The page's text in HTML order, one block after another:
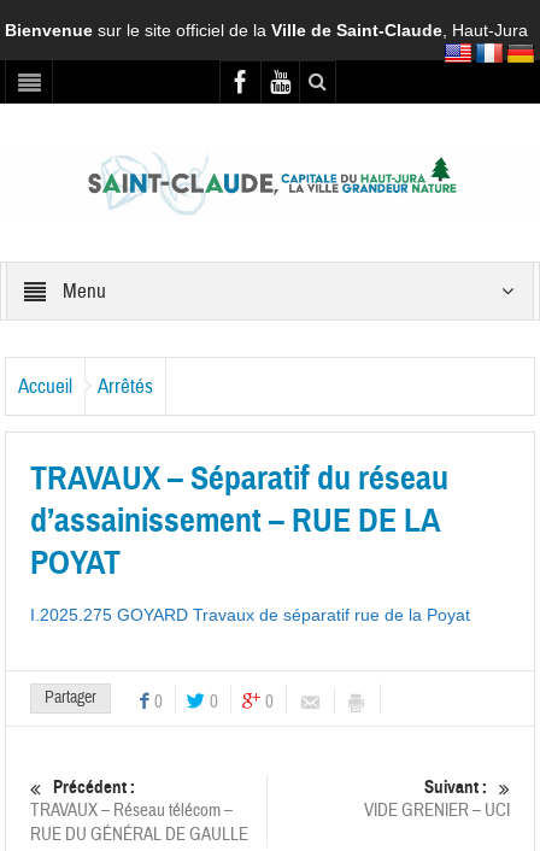
Bienvenuesur le site officiel de laVille de Saint-Claude , Haut-Jura
Menu
Accueil Arrêtés
TRAVAUX – Séparatif du réseau
d’assainissement – RUE DE LA
POYAT
I.2025.275 GOYARD Travaux de séparatif rue de la Poyat
Partager 0 0 0
Précédent :
TRAVAUX – Réseau télécom –
RUE DU GÉNÉRAL DE GAULLE
Suivant :
VIDE GRENIER – UCI